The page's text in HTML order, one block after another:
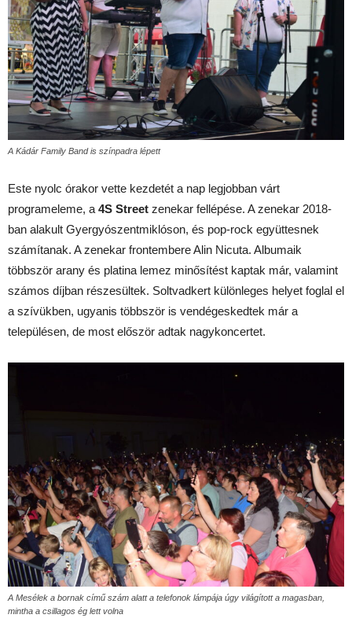
A Kádár Family Band is színpadra lépett
Este nyolc órakor vette kezdetét a nap legjobban várt
programeleme, a 4S Street zenekar fellépése. A zenekar 2018-
ban alakult Gyergyószentmiklóson, és pop-rock együttesnek
számítanak. A zenekar frontembere Alin Nicuta. Albumaik
többször arany és platina lemez minősítést kaptak már, valamint
számos díjban részesültek. Soltvadkert különleges helyet foglal el
a szívükben, ugyanis többször is vendégeskedtek már a
településen, de most először adtak nagykoncertet.
A Mesélek a bornak című szám alatt a telefonok lámpája úgy világított a magasban,
mintha a csillagos ég lett volna